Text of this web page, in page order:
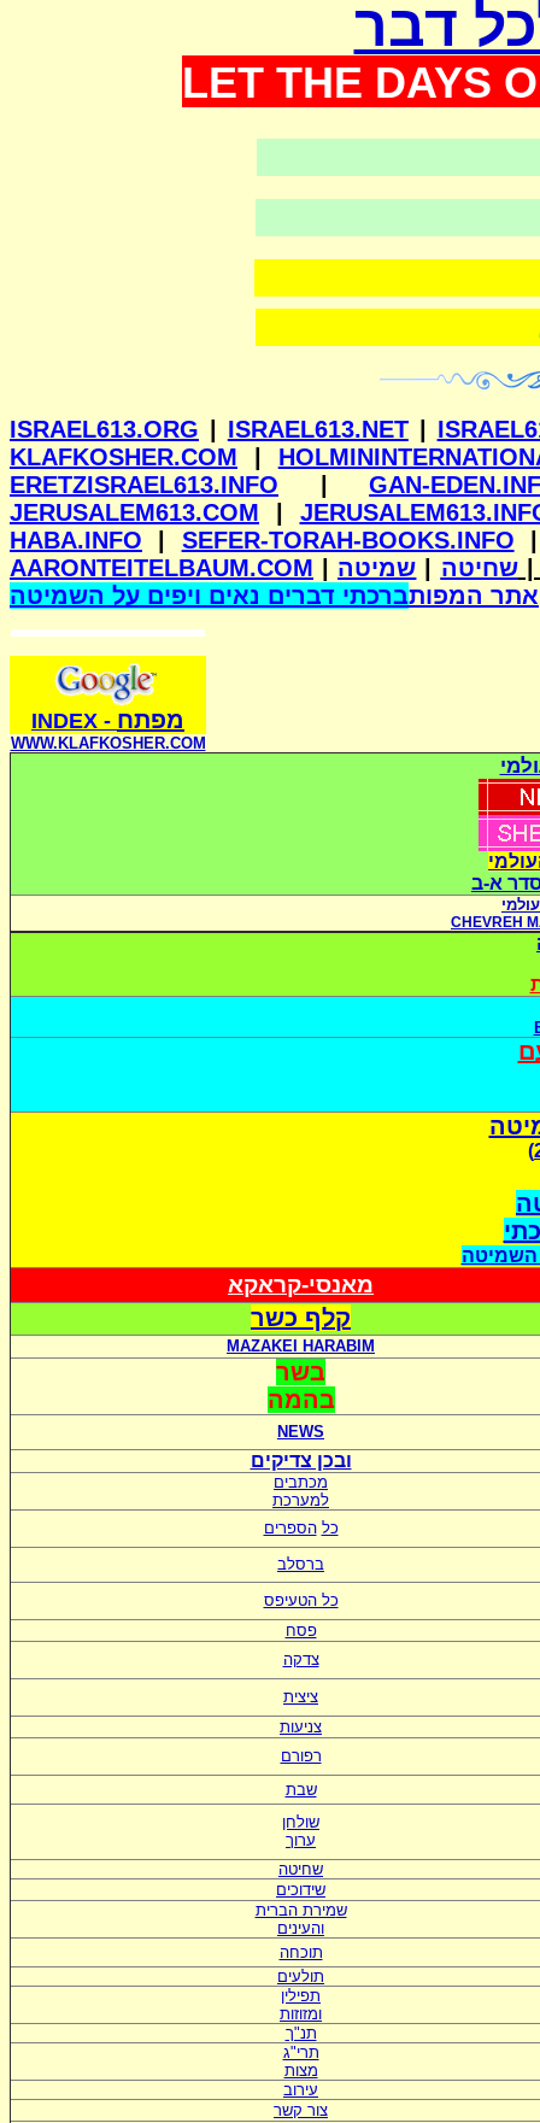
דבר
LET THE DAYS
ISRAEL613.ORG ISRAEL613.NET|
KLAFKOSHER.COM
ERETZISRAEL613.INFO |GAN-
JERUSALEM613.COM
HABA.INFO
SEFER-TORAH-BOOKS.INFO
AARONTEITELBAUM.COM
שמיטה שחיטה
ברכתי דברים נאים ויפים על השמיטהאתר המפות
מפתח -
INDEX
WWW.KLAFKOSHER.COM
סדר א-ב
CHEVREH
השמיטה
מאנסי-קראקא
קלף כשר
MAZAKEI HARABIM
בשר
בהמה
NEWS
ובכן צדיקים
מכתבים
למערכת
כל הספרים
ברסלב
כל הטעיפס
פסח
צדקה
ציצית
צניעות
רפורם
שבת
שולחן
ערוך
שחיטה
שידוכים
שמירת הברית
והעינים
תוכחה
תולעים
תפילין
ומזוזות
תנ"ך
תרי"ג
מצות
עירוב
צור קשר